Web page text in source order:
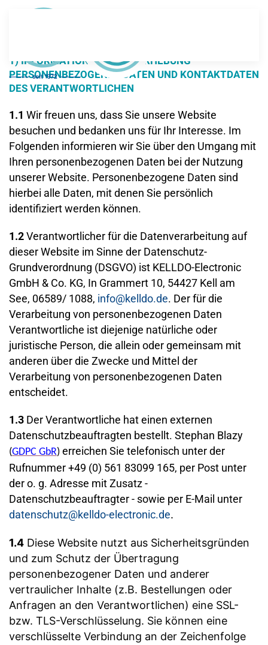
1) INFORMATION ÜBER DIE ERHEBUNG
PERSONENBEZOGENER DATEN UND KONTAKTDATEN
DES VERANTWORTLICHEN
1.1 Wir freuen uns, dass Sie unsere Website
besuchen und bedanken uns für Ihr Interesse. Im
Folgenden informieren wir Sie über den Umgang mit
Ihren personenbezogenen Daten bei der Nutzung
unserer Website. Personenbezogene Daten sind
hierbei alle Daten, mit denen Sie persönlich
identifiziert werden können.
1.2Verantwortlicher für die Datenverarbeitung auf
dieser Website im Sinne der Datenschutz-
Grundverordnung (DSGVO) ist KELLDO-Electronic
GmbH & Co. KG, In Grammert 10, 54427 Kell am
See, 06589/ 1088, info@kelldo.de. Der für die
Verarbeitung von personenbezogenen Daten
Verantwortliche ist diejenige natürliche oder
juristische Person, die allein oder gemeinsam mit
anderen über die Zwecke und Mittel der
Verarbeitung von personenbezogenen Daten
entscheidet.
1.3 Der Verantwortliche hat einen externen
Datenschutzbeauftragten bestellt. Stephan Blazy
(GDPC GbR) erreichen Sie telefonisch unter der
Rufnummer +49 (0) 561 83099 165, per Post unter
der o. g. Adresse mit Zusatz -
Datenschutzbeauftragter - sowie per E-Mail unter
datenschutz@kelldo-electronic.de.
1.4 Diese Website nutzt aus Sicherheitsgründen
und zum Schutz der Übertragung
personenbezogener Daten und anderer
vertraulicher Inhalte (z.B. Bestellungen oder
Anfragen an den Verantwortlichen) eine SSL-
bzw. TLS-Verschlüsselung. Sie können eine
verschlüsselte Verbindung an der Zeichenfolge